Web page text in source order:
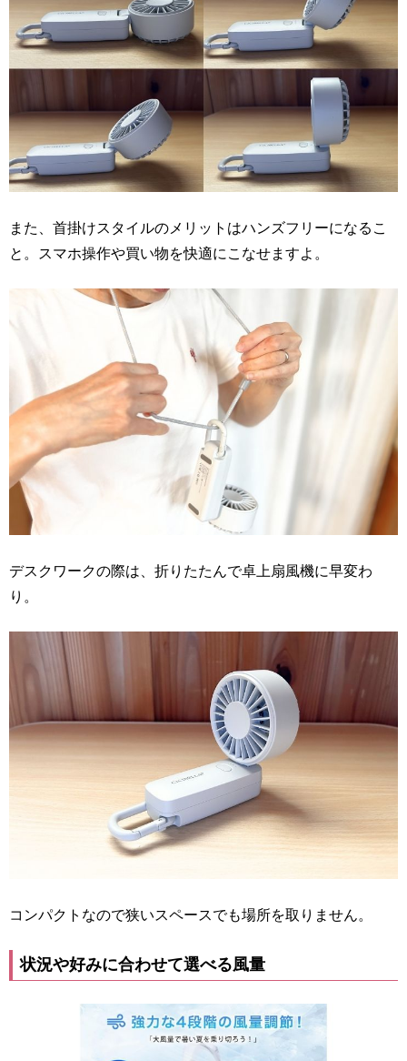
また、首掛けスタイルのメリットはハンズフリーになるこ
と。スマホ操作や買い物を快適にこなせますよ。
デスクワークの際は、折りたたんで卓上扇風機に早変わ
り。
コンパクトなので狭いスペースでも場所を取りません。
状況や好みに合わせて選べる風量